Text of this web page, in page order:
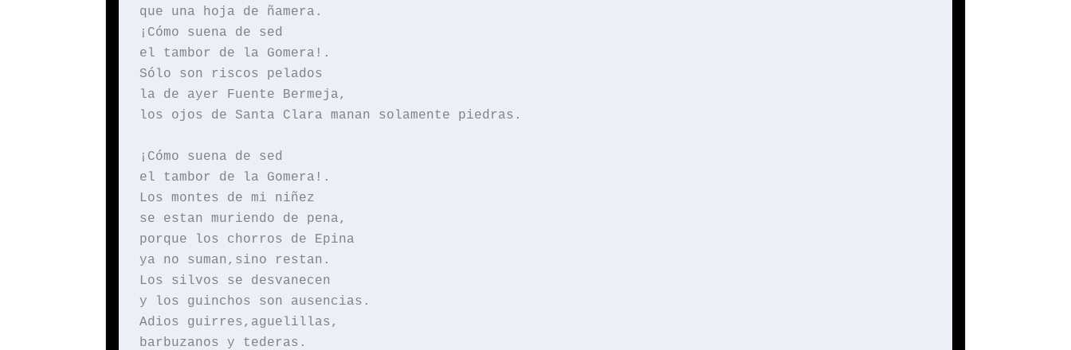
que una hoja de ñamera.
¡Cómo suena de sed
el tambor de la Gomera!.
Sólo son riscos pelados
la de ayer Fuente Bermeja,
los ojos de Santa Clara manan solamente piedras.
¡Cómo suena de sed
el tambor de la Gomera!.
Los montes de mi niñez
se estan muriendo de pena,
porque los chorros de Epina
ya no suman,sino restan.
Los silvos se desvanecen
y los guinchos son ausencias.
Adios guirres,aguelillas,
barbuzanos y tederas.